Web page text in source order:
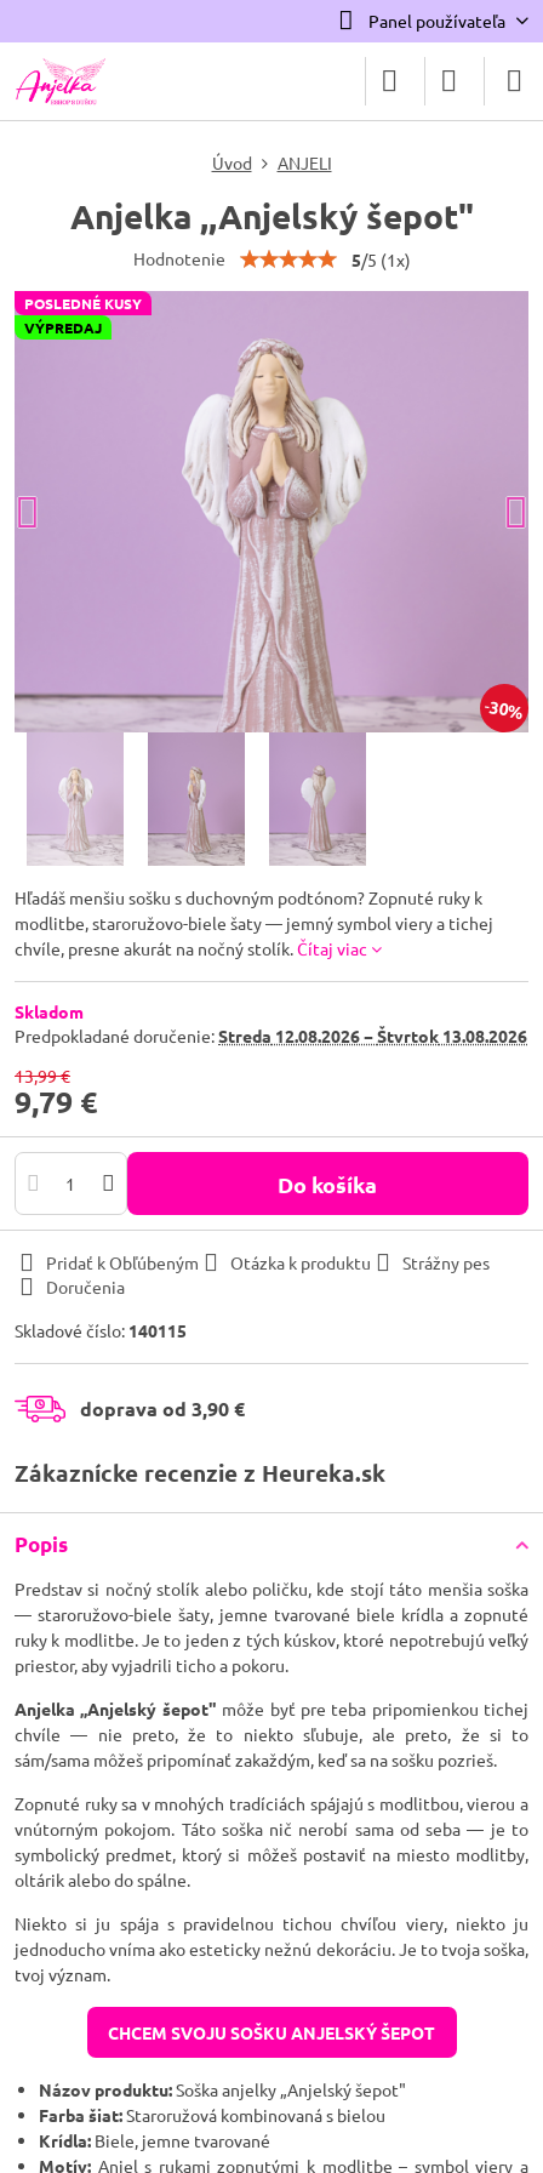
Panel používateľa
POSLEDNÉ KUSY
VÝPREDAJ
30%
Úvod ANJELI
Anjelka ,,Anjelský šepot"
Hodnotenie 5/5 (1x)
Hľadáš menšiu sošku s duchovným podtónom? Zopnuté ruky k
modlitbe, staroružovo-biele šaty — jemný symbol viery a tichej
chvíle, presne akurát na nočný stolík.Čítaj viac
Skladom
Predpokladané doručenie:Streda 12.08.2026 −Štvrtok 13.08.2026
13,99 €
9,79 €
Do košíka
Pridať k Obľúbeným Otázka k produktu
Strážny pes
Doručenia
Skladové číslo: 140115
doprava od 3,90 €
Zákaznícke recenzie z Heureka.sk
Popis
Predstav si nočný stolík alebo poličku, kde stojí táto menšia soška
— staroružovo-biele šaty, jemne tvarované biele krídla a zopnuté
ruky k modlitbe. Je to jeden z tých kúskov, ktoré nepotrebujú veľký
priestor, aby vyjadrili ticho a pokoru.
Anjelka „Anjelský šepot" môže byť pre teba pripomienkou tichej
chvíle — nie preto, že to niekto sľubuje, ale preto, že si to
sám/sama môžeš pripomínať zakaždým, keď sa na sošku pozrieš.
Zopnuté ruky sa v mnohých tradíciách spájajú s modlitbou, vierou a
vnútorným pokojom. Táto soška nič nerobí sama od seba — je to
symbolický predmet, ktorý si môžeš postaviť na miesto modlitby,
oltárik alebo do spálne.
Niekto si ju spája s pravidelnou tichou chvíľou viery, niekto ju
jednoducho vníma ako esteticky nežnú dekoráciu. Je to tvoja soška,
tvoj význam.
CHCEM SVOJU SOŠKU ANJELSKÝ ŠEPOT
Názov produktu:Soška anjelky „Anjelský šepot"
Farba šiat:Staroružová kombinovaná s bielou
Krídla: Biele, jemne tvarované
Motív: Anjel s rukami zopnutými k modlitbe – symbol viery a